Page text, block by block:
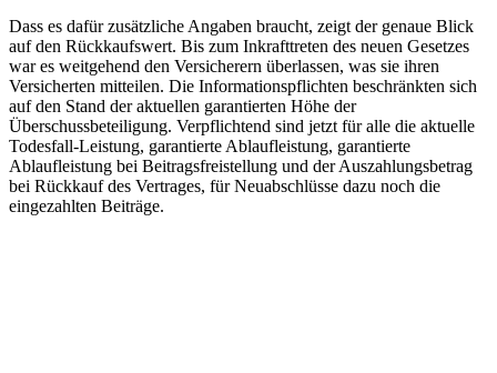
Dass es dafür zusätzliche Angaben braucht, zeigt der genaue Blick
auf den Rückkaufswert. Bis zum Inkrafttreten des neuen Gesetzes
war es weitgehend den Versicherern überlassen, was sie ihren
Versicherten mitteilen. Die Informationspflichten beschränkten sich
auf den Stand der aktuellen garantierten Höhe der
Überschussbeteiligung. Verpflichtend sind jetzt für alle die aktuelle
Todesfall-Leistung, garantierte Ablaufleistung, garantierte
Ablaufleistung bei Beitragsfreistellung und der Auszahlungsbetrag
bei Rückkauf des Vertrages, für Neuabschlüsse dazu noch die
eingezahlten Beiträge.